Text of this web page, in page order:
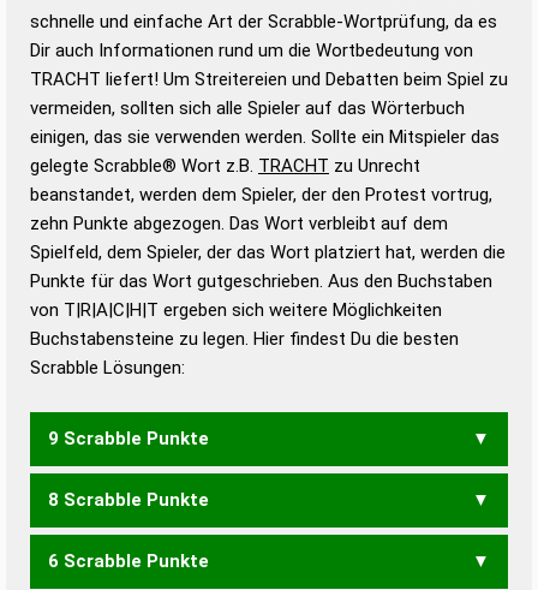
Wortwurzel liefert mit Hilfe eines semantischen
Wortanalyse-Algorithmus gute Anhaltspunkte zu
Wortbedeutung, Worttrennung und Wortform, um die
Gültigkeit eines Wortes für das Scrabble-Spiel zu
bestimmen!
zugelassene Turnier Scrabble-
Wörterbücher sind:
Duden – Standardwerk in 12 Bänden
Duden – Richtiges und gutes
Deutsch
Duden – Die deutsche Grammatik
Duden – Deutsches
schnelle und einfache Art der Scrabble-Wortprüfung, da es
Dir auch Informationen rund um die Wortbedeutung von
TRACHT liefert! Um Streitereien und Debatten beim Spiel zu
vermeiden, sollten sich alle Spieler auf das Wörterbuch
einigen, das sie verwenden werden. Sollte ein Mitspieler das
gelegte Scrabble® Wort z.B. TRACHT zu Unrecht
beanstandet, werden dem Spieler, der den Protest vortrug,
zehn Punkte abgezogen. Das Wort verbleibt auf dem
Spielfeld, dem Spieler, der das Wort platziert hat, werden die
Punkte für das Wort gutgeschrieben. Aus den Buchstaben
von T|R|A|C|H|T ergeben sich weitere Möglichkeiten
Buchstabensteine zu legen. Hier findest Du die besten
Scrabble Lösungen:
9 Scrabble Punkte
CHART CHATT
8 Scrabble Punkte
CHAT
6 Scrabble Punkte